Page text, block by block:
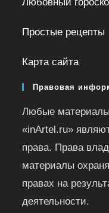
Простые рецепты
Карта сайта
Правовая
Любые
«inArtel.ru»
права. Права
материалы
правах на
деятельности.